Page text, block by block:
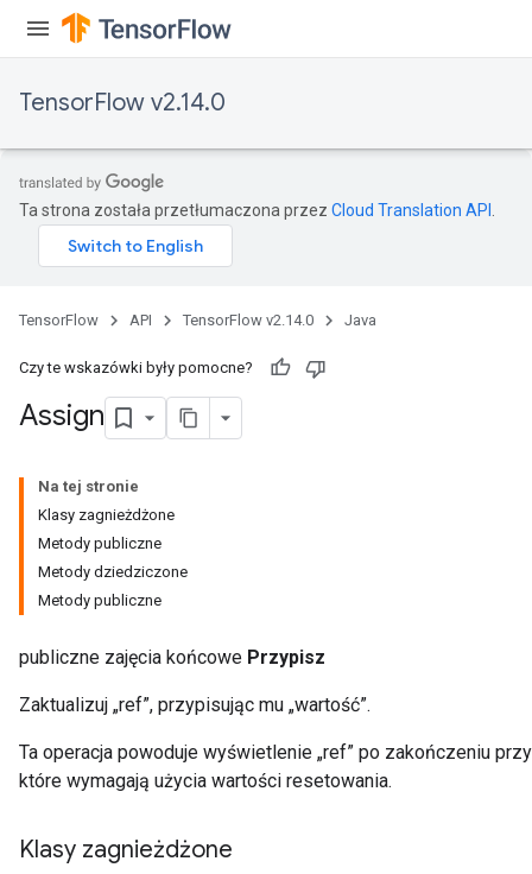
TensorFlow v2.14.0
Ta strona została przetłumaczona przez Cloud Translation API
TensorFlow API TensorFlow v2.14.0 Java
Czy te wskazówki były pomocne?
Assign
Na tej stronie
Klasy zagnieżdżone
Metody publiczne
Metody dziedziczone
Metody publiczne
publiczne zajęcia końcowe Przypisz
Zaktualizuj „ref”, przypisując mu „wartość”.
Ta operacja powoduje wyświetlenie „ref” po zakończeniu
które wymagają użycia wartości resetowania.
Klasy zagnieżdżone